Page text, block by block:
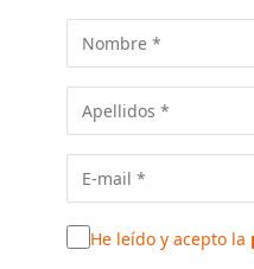
entre municipios
problemas que
Pradas y Joan
resumen de sus
He leído y acepto la